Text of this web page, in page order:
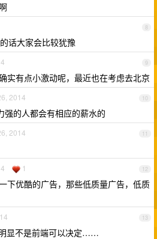
8
话大家会比较犹豫
9
实有点小激动呢，最近也在考虑去北京
10
2014
强的人都会有相应的薪水的
11
2014
12
1
下优酷的广告，那些低质量广告，低质
13
显不是前端可以决定……